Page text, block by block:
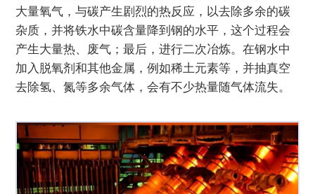
大量氧气，与碳产生剧烈的热反应，以去除多余的碳
杂质，并将铁水中碳含量降到钢的水平，这个过程会
产生大量热、废气；最后，进行二次冶炼。在钢水中
加入脱氧剂和其他金属，例如稀土元素等，并抽真空
去除氢、氮等多余气体，会有不少热量随气体流失。